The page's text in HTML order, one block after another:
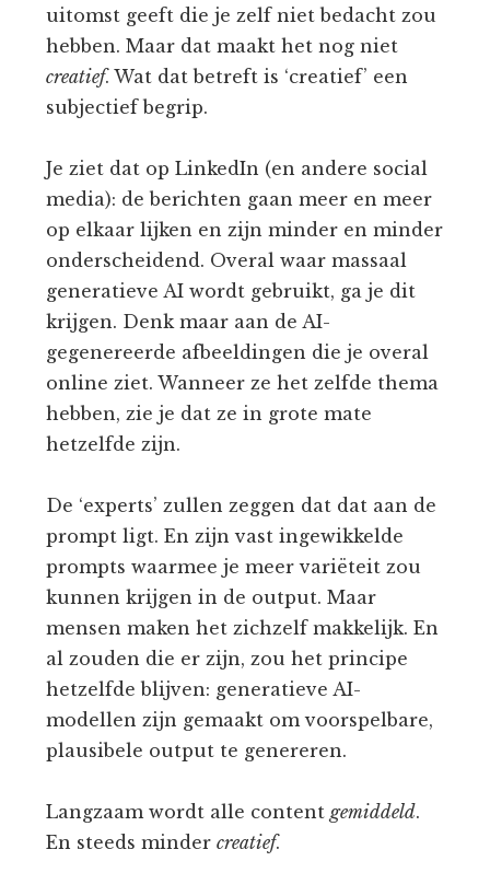
uitomst geeft die je zelf niet bedacht zou
hebben. Maar dat maakt het nog niet
creatief. Wat dat betreft is ‘creatief’ een
subjectief begrip.
Je ziet dat op LinkedIn (en andere social
media): de berichten gaan meer en meer
op elkaar lijken en zijn minder en minder
onderscheidend. Overal waar massaal
generatieve AI wordt gebruikt, ga je dit
krijgen. Denk maar aan de AI-
gegenereerde afbeeldingen die je overal
online ziet. Wanneer ze het zelfde thema
hebben, zie je dat ze in grote mate
hetzelfde zijn.
De ‘experts’ zullen zeggen dat dat aan de
prompt ligt. En zijn vast ingewikkelde
prompts waarmee je meer variëteit zou
kunnen krijgen in de output. Maar
mensen maken het zichzelf makkelijk. En
al zouden die er zijn, zou het principe
hetzelfde blijven: generatieve AI-
modellen zijn gemaakt om voorspelbare,
plausibele output te genereren.
Langzaam wordt alle contentgemiddeld.
En steeds mindercreatief.